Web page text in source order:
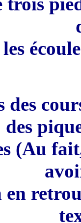
des
des
(Au fait
en